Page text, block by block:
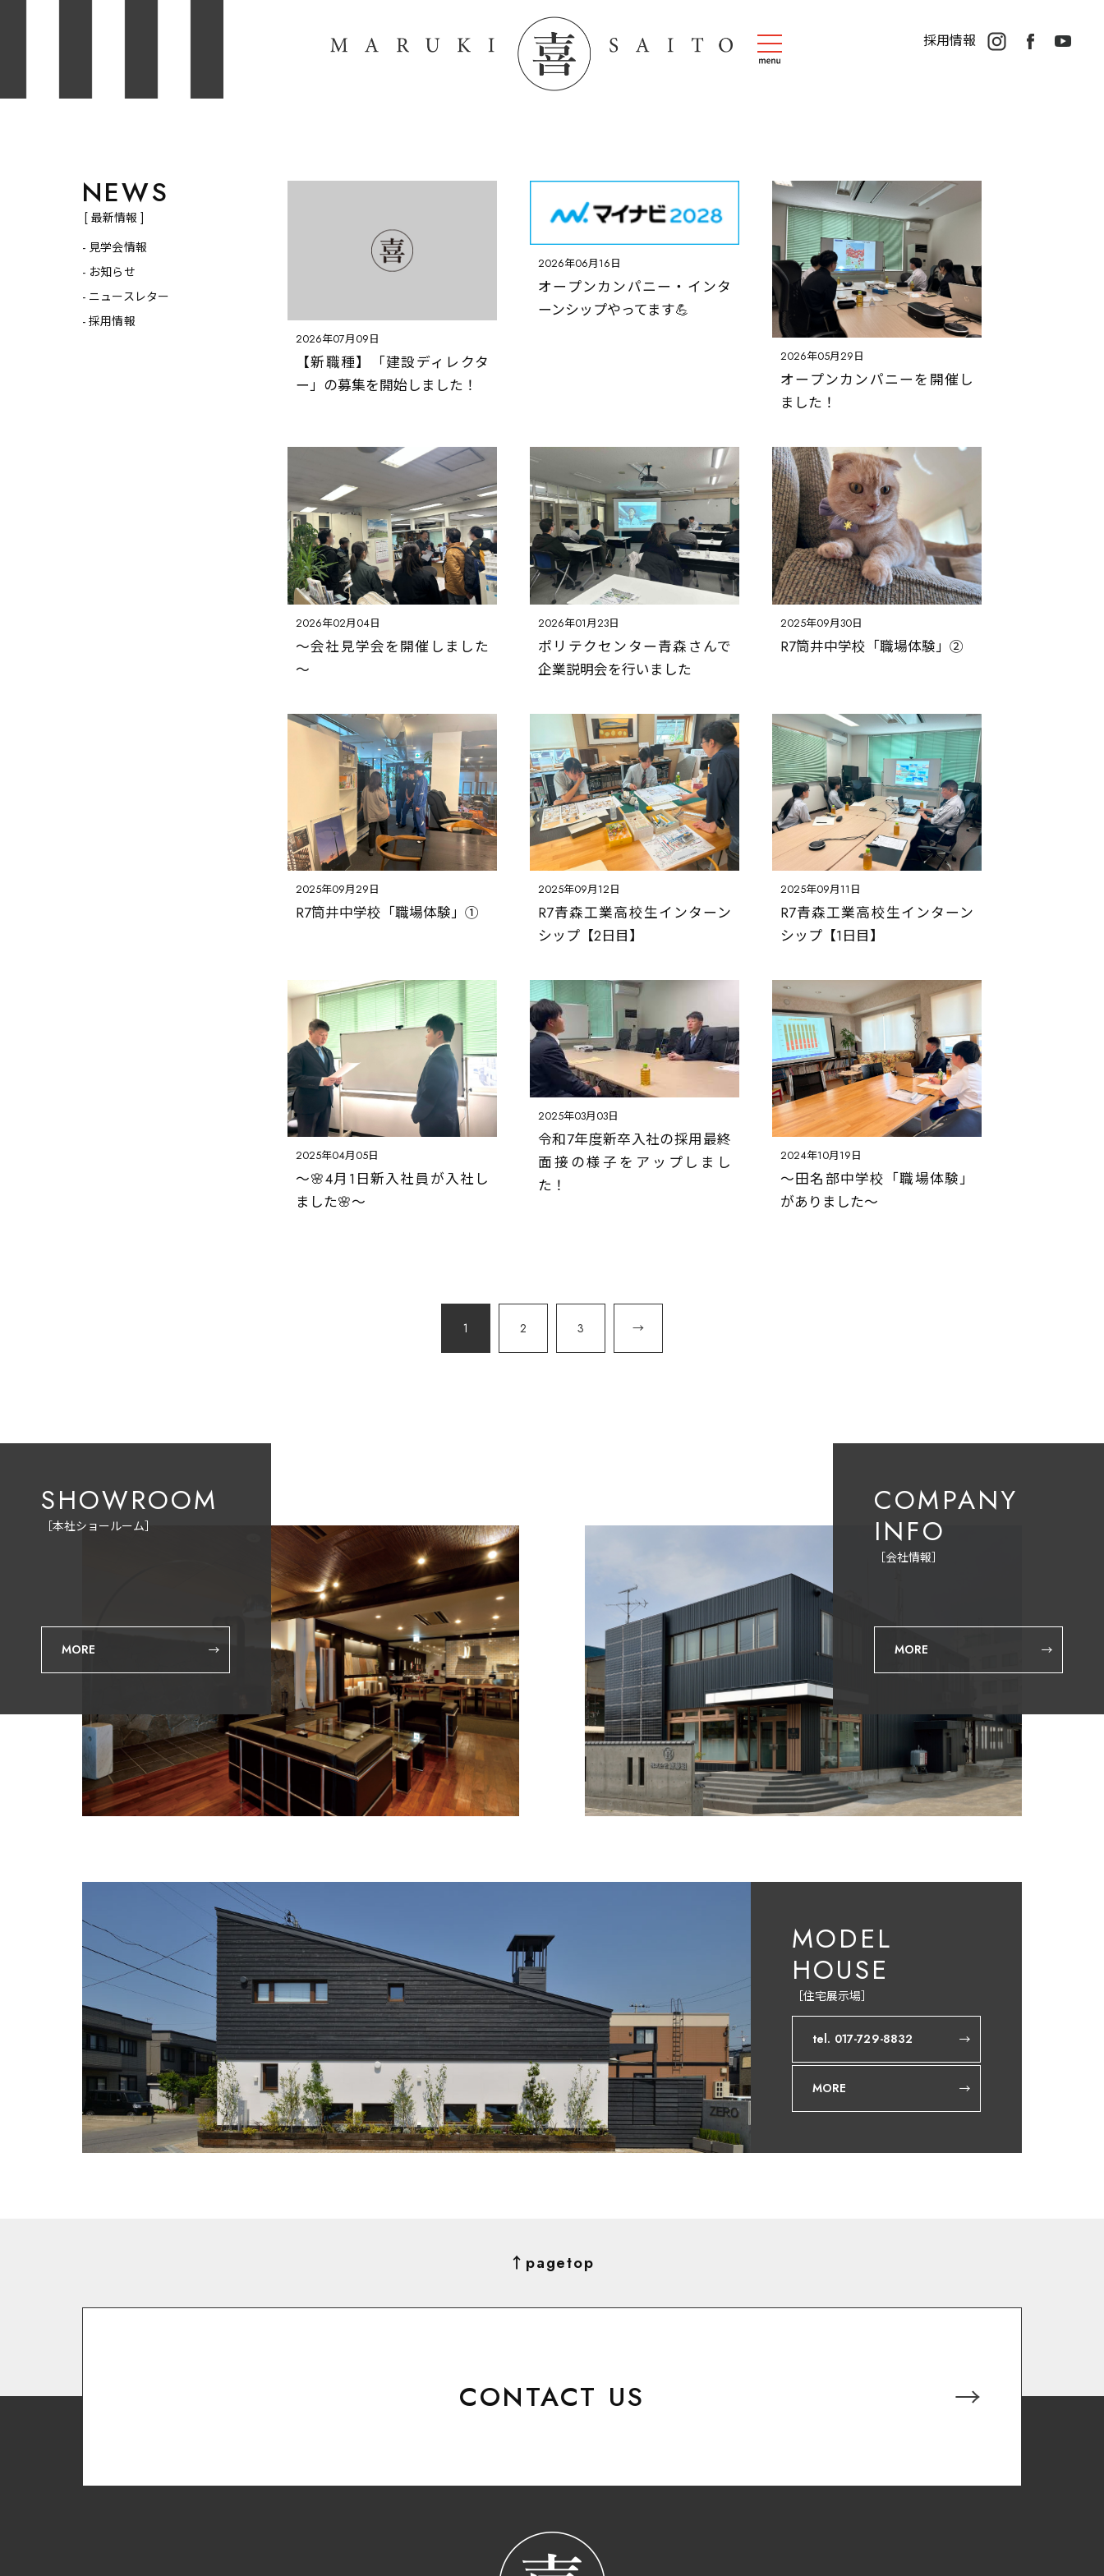
HOME
事業内容
丸喜の強み
本社・ショールーム
展示場
東京支店
Q&A
お問い合わせ
WORKS
一般住宅
マンション・集合住宅
公共事業
病院・薬局
福祉施設
倉庫・工場・その他
住宅展示場
太陽光発電・風力発電
青森地域活動
東京支店
採用情報
NEWS
[ 最新情報 ]
見学会情報
お知らせ
ニュースレター
採用情報
2026年07月09日
【新職種】「建設ディレクタ
ー」の募集を開始しました！
2026年06月16日
オープンカンパニー・インタ
ーンシップやってます💪
2026年05月29日
オープンカンパニーを開催し
ました！
2026年02月04日
～会社見学会を開催しました
～
2026年01月23日
ポリテクセンター青森さんで
企業説明会を行いました
2025年09月30日
R7筒井中学校「職場体験」②
2025年09月29日
R7筒井中学校「職場体験」①
2025年09月12日
R7青森工業高校生インターン
シップ【2日目】
2025年09月11日
R7青森工業高校生インターン
シップ【1日目】
2025年04月05日
～🌸4月1日新入社員が入社し
ました🌸～
2025年03月03日
令和7年度新卒入社の採用最終
面接の様子をアップしまし
た！
2024年10月19日
～田名部中学校「職場体験」
がありました～
1 2 3 →
SHOWROOM
［本社ショールーム］
MORE
COMPANY
INFO
［会社情報］
MORE
MODEL
HOUSE
［住宅展示場］
tel. 017-729-8832
MORE
↑pagetop
CONTACT US